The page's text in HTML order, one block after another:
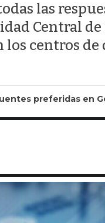
las
Central
centros de
preferidas en